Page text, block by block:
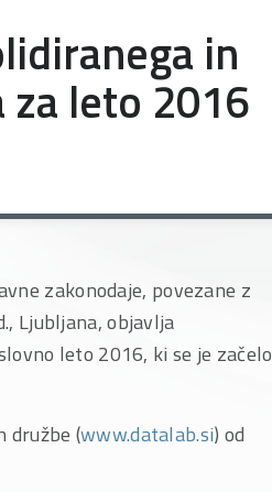
in
leto 2016
zakonodaje, povezane z
Ljubljana, objavlja
leto 2016, ki se je začelo
družbe (www.datalab.si) od